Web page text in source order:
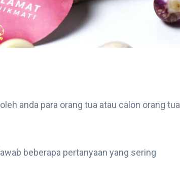
anda para orang tua atau calon orang tua
beberapa pertanyaan yang sering